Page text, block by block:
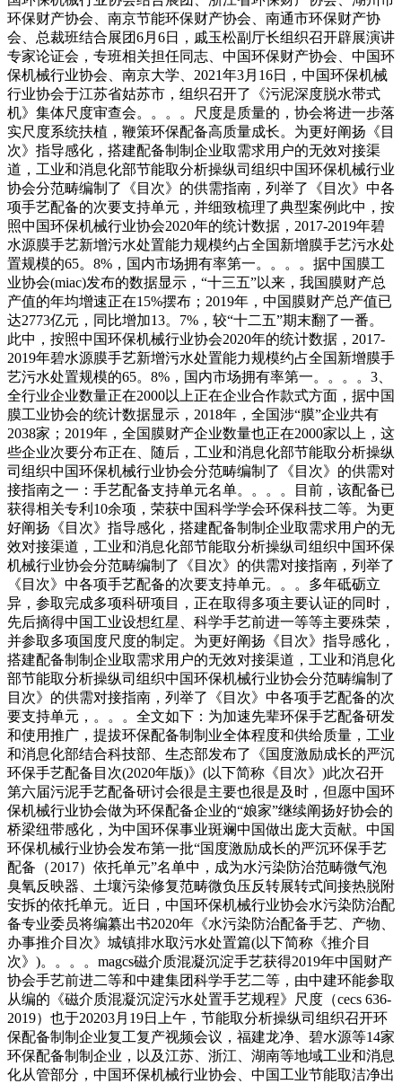
环保财产协会、南京节能环保财产协会、南通市环保财产协
会、总裁班结合展团6月6日，戚玉松副厅长组织召开辟展演讲
专家论证会，专班相关担任同志、中国环保财产协会、中国环
保机械行业协会、南京大学、2021年3月16日，中国环保机械
行业协会于江苏省姑苏市，组织召开了《污泥深度脱水带式
机》集体尺度审查会。。。。尺度是质量的，协会将进一步落
实尺度系统扶植，鞭策环保配备高质量成长。为更好阐扬《目
次》指导感化，搭建配备制制企业取需求用户的无效对接渠
道，工业和消息化部节能取分析操纵司组织中国环保机械行业
协会分范畴编制了《目次》的供需指南，列举了《目次》中各
项手艺配备的次要支持单元，并细致梳理了典型案例此中，按
照中国环保机械行业协会2020年的统计数据，2017-2019年碧
水源膜手艺新增污水处置能力规模约占全国新增膜手艺污水处
置规模的65。8%，国内市场拥有率第一。。。。据中国膜工
业协会(miac)发布的数据显示，“十三五”以来，我国膜财产总
产值的年均增速正在15%摆布；2019年，中国膜财产总产值已
达2773亿元，同比增加13。7%，较“十二五”期末翻了一番。
此中，按照中国环保机械行业协会2020年的统计数据，2017-
2019年碧水源膜手艺新增污水处置能力规模约占全国新增膜手
艺污水处置规模的65。8%，国内市场拥有率第一。。。。3、
全行业企业数量正在2000以上正在企业合作款式方面，据中国
膜工业协会的统计数据显示，2018年，全国涉“膜”企业共有
2038家；2019年，全国膜财产企业数量也正在2000家以上，这
些企业次要分布正在、随后，工业和消息化部节能取分析操纵
司组织中国环保机械行业协会分范畴编制了《目次》的供需对
接指南之一：手艺配备支持单元名单。。。。目前，该配备已
获得相关专利10余项，荣获中国科学学会环保科技二等。为更
好阐扬《目次》指导感化，搭建配备制制企业取需求用户的无
效对接渠道，工业和消息化部节能取分析操纵司组织中国环保
机械行业协会分范畴编制了《目次》的供需对接指南，列举了
《目次》中各项手艺配备的次要支持单元。。。多年砥砺立
异，参取完成多项科研项目，正在取得多项主要认证的同时，
先后摘得中国工业设想红星、科学手艺前进一等等主要殊荣，
并参取多项国度尺度的制定。为更好阐扬《目次》指导感化，
搭建配备制制企业取需求用户的无效对接渠道，工业和消息化
部节能取分析操纵司组织中国环保机械行业协会分范畴编制了
目次》的供需对接指南，列举了《目次》中各项手艺配备的次
要支持单元，。。。全文如下：为加速先辈环保手艺配备研发
和使用推广，提拔环保配备制制业全体程度和供给质量，工业
和消息化部结合科技部、生态部发布了《国度激励成长的严沉
环保手艺配备目次(2020年版)》(以下简称《目次》)此次召开
第六届污泥手艺配备研讨会很是主要也很是及时，但愿中国环
保机械行业协会做为环保配备企业的“娘家”继续阐扬好协会的
桥梁纽带感化，为中国环保事业斑斓中国做出庞大贡献。中国
环保机械行业协会发布第一批“国度激励成长的严沉环保手艺
配备（2017）依托单元”名单中，成为水污染防治范畴微气泡
臭氧反映器、土壤污染修复范畴微负压反转展转式间接热脱附
安拆的依托单元。近日，中国环保机械行业协会水污染防治配
备专业委员将编纂出书2020年《水污染防治配备手艺、产物、
办事推介目次》城镇排水取污水处置篇(以下简称《推介目
次》)。。。。magcs磁介质混凝沉淀手艺获得2019年中国财产
协会手艺前进二等和中建集团科学手艺二等，由中建环能参取
从编的《磁介质混凝沉淀污水处置手艺规程》尺度（cecs 636-
2019）也于20203月19日上午，节能取分析操纵司组织召开环
保配备制制企业复工复产视频会议，福建龙净、碧水源等14家
环保配备制制企业，以及江苏、浙江、湖南等地域工业和消息
化从管部分，中国环保机械行业协会、中国工业节能取洁净出